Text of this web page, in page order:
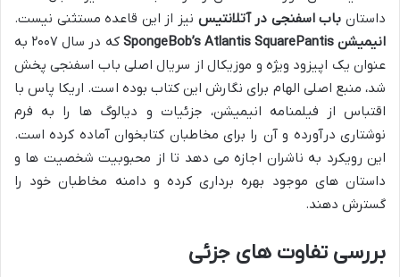
داستان باب اسفنجی در آتلانتیس نیز از این قاعده مستثنی نیست.
انیمیشن SpongeBob’s Atlantis SquarePantis
که در سال ۲۰۰۷ به
عنوان یک اپیزود ویژه و موزیکال از سریال اصلی باب اسفنجی پخش
شد، منبع اصلی الهام برای نگارش این کتاب بوده است. اریکا پاس با
اقتباس از فیلمنامه انیمیشن، جزئیات و دیالوگ ها را به فرم
نوشتاری درآورده و آن را برای مخاطبان کتابخوان آماده کرده است.
این رویکرد به ناشران اجازه می دهد تا از محبوبیت شخصیت ها و
داستان های موجود بهره برداری کرده و دامنه مخاطبان خود را
گسترش دهند.
بررسی تفاوت های جزئی